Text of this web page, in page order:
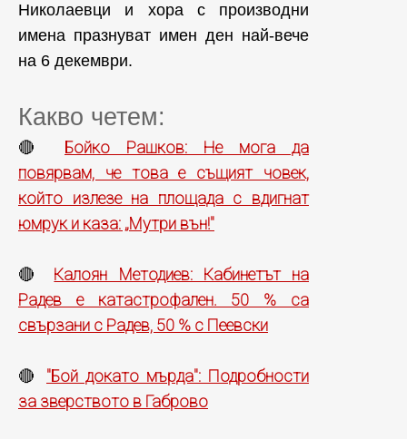
Николаевци и хора с производни
имена празнуват имен ден най-вече
на 6 декември.
Какво четем:
🔴
Бойко Рашков: Не мога да
повярвам, че това е същият човек,
който излезе на площада с вдигнат
юмрук и каза: „Мутри вън!"
🔴 Калоян Методиев: Кабинетът на
Радев е катастрофален. 50 % са
свързани с Радев, 50 % с Пеевски
🔴 "Бой докато мърда": Подробности
за зверството в Габрово